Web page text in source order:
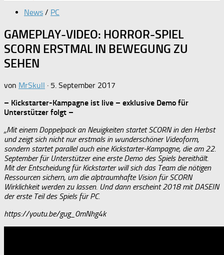
News / PC
GAMEPLAY-VIDEO: HORROR-SPIEL
SCORN ERSTMAL IN BEWEGUNG ZU
SEHEN
von MrSkull · 5. September 2017
– Kickstarter-Kampagne ist live – exklusive Demo für
Unterstützer folgt –
„Mit einem Doppelpack an Neuigkeiten startet SCORN in den Herbst
und zeigt sich nicht nur erstmals in wunderschöner Videoform,
sondern startet parallel auch eine Kickstarter-Kampagne, die am 22.
September für Unterstützer eine erste Demo des Spiels bereithält.
Mit der Entscheidung für Kickstarter will sich das Team die nötigen
Ressourcen sichern, um die alptraumhafte Vision für SCORN
Wirklichkeit werden zu lassen. Und dann erscheint 2018 mit DASEIN
der erste Teil des Spiels für PC.
https://youtu.be/gug_0mNhg4k